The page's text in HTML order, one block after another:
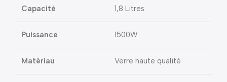
Capacité 1,8 Litres
Puissance 1500W
Matériau Verre haute qualité